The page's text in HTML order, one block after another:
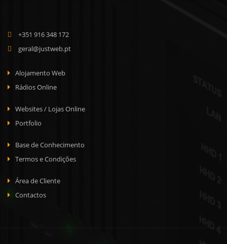
+351 916 348 172
geral@justweb.pt
Alojamento Web
Rádios Online
Websites / Lojas Online
Portfolio
Base de Conhecimento
Termos e Condições
Área de Cliente
Contactos